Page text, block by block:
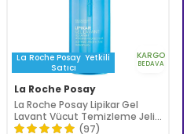
La Roche Posay Yetkili
Satıcı
KARGO
BEDAVA
La Roche Posay
La Roche Posay Lipikar Gel
Lavant Vücut Temizleme Jeli
400 ml
(97)